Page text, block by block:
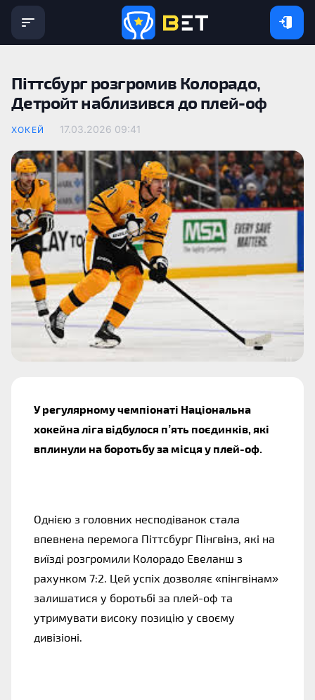
Піттсбург розгромив Колорадо,
Детройт наблизився до плей-оф
ХОКЕЙ 17.03.2026 09:41
У регулярному чемпіонаті Національна
хокейна ліга відбулося п’ять поєдинків, які
вплинули на боротьбу за місця у плей-оф.
Однією з головних несподіванок стала
впевнена перемога Піттсбург Пінгвінз, які на
виїзді розгромили Колорадо Евеланш з
рахунком 7:2. Цей успіх дозволяє «пінгвінам»
залишатися у боротьбі за плей-оф та
утримувати високу позицію у своєму
дивізіоні.